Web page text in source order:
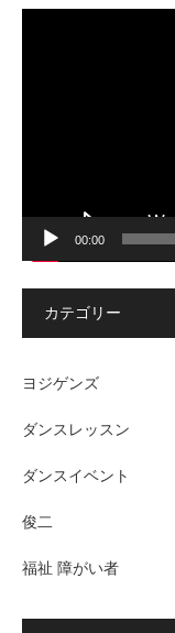
00:00
カテゴリー
ヨジゲンズ
ダンスレッスン
ダンスイベント
俊二
福祉 障がい者